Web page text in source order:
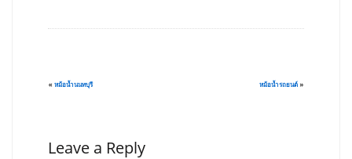
« หม้อน้ำนนทบุรี หม้อน้ำรถยนต์ »
Leave a Reply